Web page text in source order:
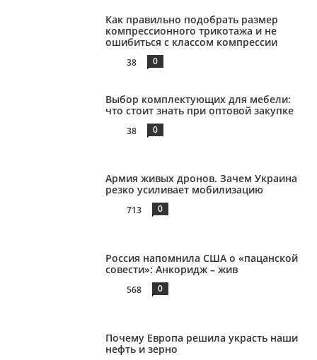
Как правильно подобрать размер
компрессионного трикотажа и не
ошибиться с классом компрессии
38 0
Выбор комплектующих для мебели:
что стоит знать при оптовой закупке
38 0
Армия живых дронов. Зачем Украина
резко усиливает мобилизацию
713 0
Россия напомнила США о «пацанской
совести»: Анкоридж – жив
568 0
Почему Европа решила украсть наши
нефть и зерно